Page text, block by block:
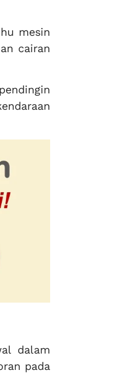
mesin
cairan
dalam
pada